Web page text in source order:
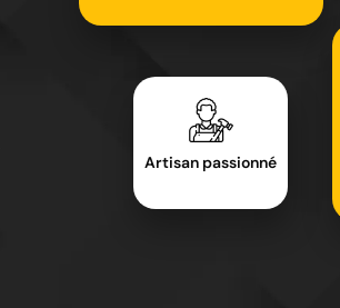
Artisan passionné